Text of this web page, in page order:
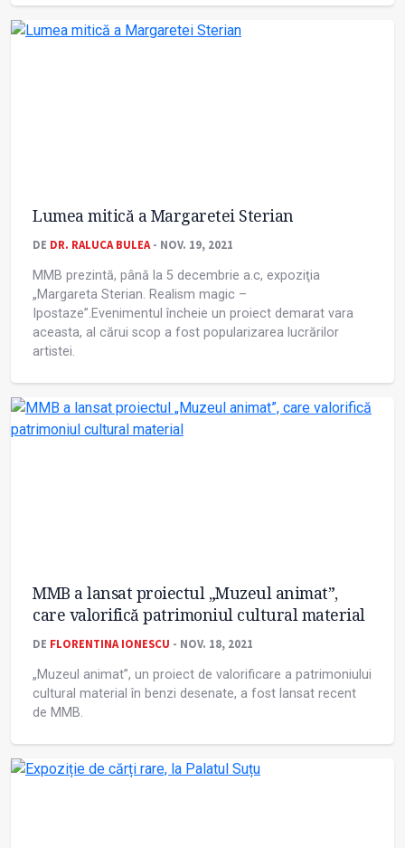
Lumea mitică a Margaretei Sterian
DE DR. RALUCA BULEA- NOV. 19, 2021
MMB prezintă, până la 5 decembrie a.c, expoziţia
„Margareta Sterian. Realism magic –
Ipostaze”.Evenimentul încheie un proiect demarat vara
aceasta, al cărui scop a fost popularizarea lucrărilor
artistei.
MMB a lansat proiectul „Muzeul animat”,
care valorifică patrimoniul cultural material
DE FLORENTINA IONESCU - NOV. 18, 2021
„Muzeul animat”, un proiect de valorificare a patrimoniului
cultural material în benzi desenate, a fost lansat recent
de MMB.